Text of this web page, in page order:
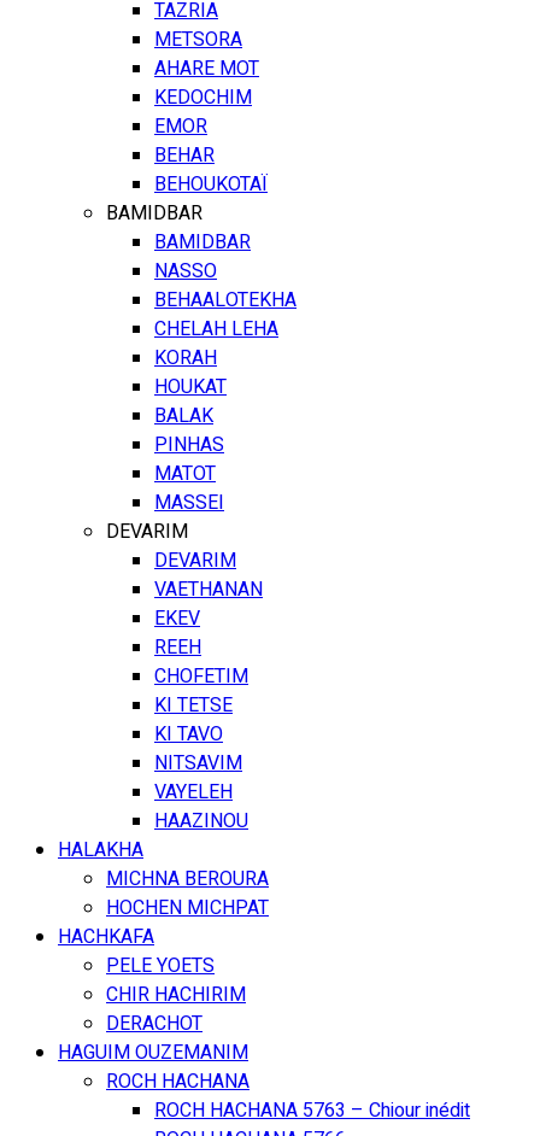
TAZRIA
METSORA
AHARE MOT
KEDOCHIM
EMOR
BEHAR
BEHOUKOTAÏ
BAMIDBAR
BAMIDBAR
NASSO
BEHAALOTEKHA
CHELAH LEHA
KORAH
HOUKAT
BALAK
PINHAS
MATOT
MASSEI
DEVARIM
DEVARIM
VAETHANAN
EKEV
REEH
CHOFETIM
KI TETSE
KI TAVO
NITSAVIM
VAYELEH
HAAZINOU
HALAKHA
MICHNA BEROURA
HOCHEN MICHPAT
HACHKAFA
PELE YOETS
CHIR HACHIRIM
DERACHOT
HAGUIM OUZEMANIM
ROCH HACHANA
ROCH HACHANA 5763 – Chiour inédit